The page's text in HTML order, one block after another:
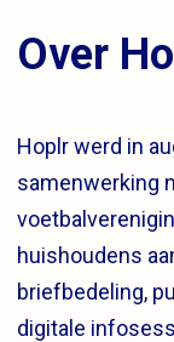
Over
Hoplr werd in
samenwerking
huishoudens
briefbedeling,
digitale